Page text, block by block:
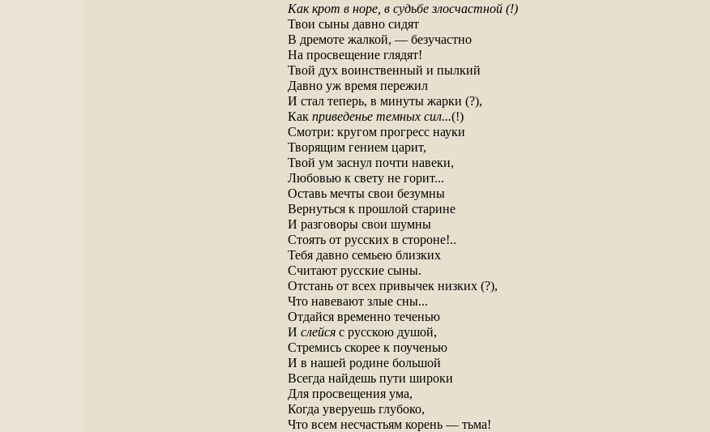
Как крот в норе, в судьбе злосчастной (!)
Твои сыны давно сидят
В дремоте жалкой, — безучастно
На просвещение глядят!
Твой дух воинственный и пылкий
Давно уж время пережил
И стал теперь, в минуты жарки (?),
Какприведенье темных сил...(!)
Смотри: кругом прогресс науки
Творящим гением царит,
Твой ум заснул почти навеки,
Любовью к свету не горит...
Оставь мечты свои безумны
Вернуться к прошлой старине
И разговоры свои шумны
Стоять от русских в стороне!..
Тебя давно семьею близких
Считают русские сыны.
Отстань от всех привычек низких (?),
Что навевают злые сны...
Отдайся временно теченью
Ислейся с русскою душой,
Стремись скорее к поученью
И в нашей родине большой
Всегда найдешь пути широки
Для просвещения ума,
Когда уверуешь глубоко,
Что всем несчастьям корень — тьма!